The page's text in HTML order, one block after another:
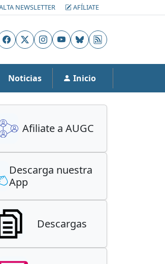
NEWSLETTER AFÍLIATE
Facebook
X Instagram
YouTubeBluesky
RSS
Noticias Inicio
Afiliate a AUGC
Descarga nuestra
App
Descargas